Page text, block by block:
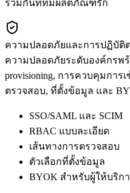
ร่วมกันที่ทีมผลิตภัณฑ์รัก
ความปลอดภัยและการปฏิบัติ
ความปลอดภัยระดับองค์กรพร้
provisioning, การควบคุมกา
ตรวจสอบ, ที่ตั้งข้อมูล และ
SSO/SAML และ SCIM
RBAC แบบละเอียด
เส้นทางการตรวจสอบ
ตัวเลือกที่ตั้งข้อมูล
BYOK สำหรับผู้ให้บริก